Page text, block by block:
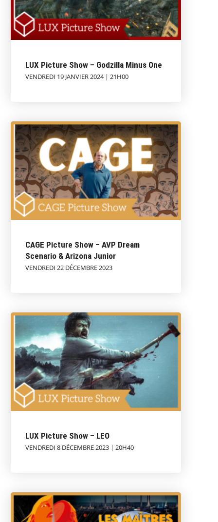
LUX Picture Show – Godzilla Minus One
VENDREDI 19 JANVIER 2024 | 21H00
CAGE Picture Show – AVP Dream
Scenario & Arizona Junior
VENDREDI 22 DÉCEMBRE 2023
LUX Picture Show – LEO
VENDREDI 8 DÉCEMBRE 2023 | 20H40